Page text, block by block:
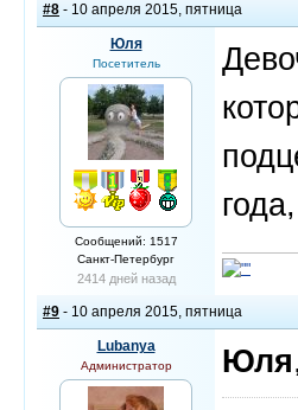
#8 - 10 апреля 2015, пятница
Юля
Посетитель
Сообщений: 1517
Санкт-Петербург
2414 дней назад
#9 - 10 апреля 2015, пятница
Lubanya
Администратор Юля